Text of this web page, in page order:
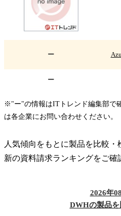
ー
ー
※"ー"の情報はITトレンド編集部で
は各企業にお問い合わせください。
人気傾向をもとに製品を比較
新の資料請求ランキングをご確
2026年
DWHの製品